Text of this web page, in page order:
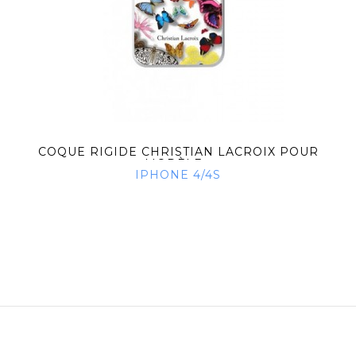
COQUE RIGIDE CHRISTIAN LACROIX POUR
MODÈLE...
IPHONE 4/4S